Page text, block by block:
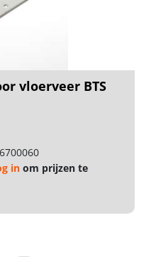
vloerveer BTS
in om prijzen te